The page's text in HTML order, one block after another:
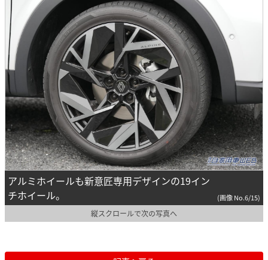
アルミホイールも新意匠専用デザインの19イン
チホイール。
(画像 No.6/15)
縦スクロールで次の写真へ